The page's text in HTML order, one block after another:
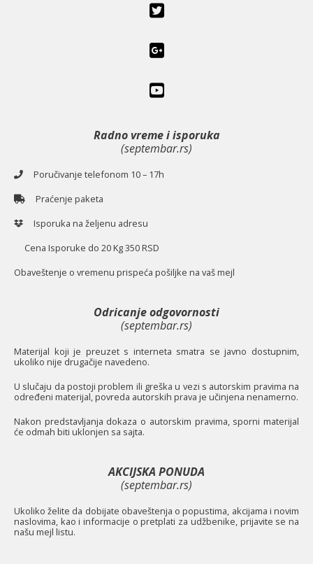
Radno vreme i isporuka
(septembar.rs)
Poručivanje telefonom 10 – 17h
Praćenje paketa
Isporuka na željenu adresu
Cena Isporuke do 20 Kg 350 RSD
Obaveštenje o vremenu prispeća pošiljke na vaš mejl
Odricanje odgovornosti
(septembar.rs)
Materijal koji je preuzet s interneta smatra se javno dostupnim,
ukoliko nije drugačije navedeno.
U slučaju da postoji problem ili greška u vezi s autorskim pravima na
određeni materijal, povreda autorskih prava je učinjena nenamerno.
Nakon predstavljanja dokaza o autorskim pravima, sporni materijal
će odmah biti uklonjen sa sajta.
AKCIJSKA PONUDA
(septembar.rs)
Ukoliko želite da dobijate obaveštenja o popustima, akcijama i novim
naslovima, kao i informacije o pretplati za udžbenike, prijavite se na
našu mejl listu.